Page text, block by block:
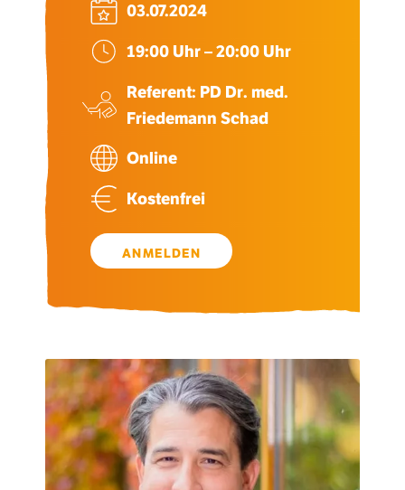
03.07.2024
19:00 Uhr – 20:00 Uhr
Referent: PD Dr. med.
Friedemann Schad
Online
Kostenfrei
ANMELDEN